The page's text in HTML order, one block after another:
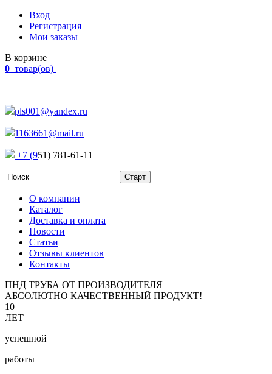
Вход
Регистрация
Мои заказы
В корзине
0 товар(ов)
pls001@yandex.ru
1163661@mail.ru
+7 (951) 781-61-11
О компании
Каталог
Доставка и оплата
Новости
Статьи
Отзывы клиентов
Контакты
ПНД ТРУБА ОТ ПРОИЗВОДИТЕЛЯ
АБСОЛЮТНО КАЧЕСТВЕННЫЙ ПРОДУКТ!
10
ЛЕТ
успешной
работы